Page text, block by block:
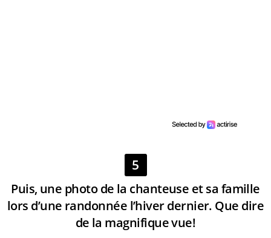
5
Puis, une photo de la chanteuse et sa famille
lors d’une randonnée l’hiver dernier. Que dire
de la magnifique vue!